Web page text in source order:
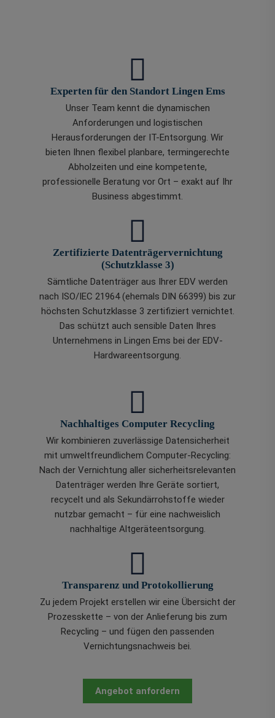
Experten für den Standort Lingen Ems
Unser Team kennt die dynamischen
Anforderungen und logistischen
Herausforderungen der IT-Entsorgung. Wir
bieten Ihnen flexibel planbare, termingerechte
Abholzeiten und eine kompetente,
professionelle Beratung vor Ort – exakt auf Ihr
Business abgestimmt.
Zertifizierte Datenträgervernichtung
(Schutzklasse 3)
Sämtliche Datenträger aus Ihrer EDV werden
nach ISO/IEC 21964 (ehemals DIN 66399) bis zur
höchsten Schutzklasse 3 zertifiziert vernichtet.
Das schützt auch sensible Daten Ihres
Unternehmens in Lingen Ems bei der EDV-
Hardwareentsorgung.
Nachhaltiges Computer Recycling
Wir kombinieren zuverlässige Datensicherheit
mit umweltfreundlichem Computer-Recycling:
Nach der Vernichtung aller sicherheitsrelevanten
Datenträger werden Ihre Geräte sortiert,
recycelt und als Sekundärrohstoffe wieder
nutzbar gemacht – für eine nachweislich
nachhaltige Altgeräteentsorgung.
Transparenz und Protokollierung
Zu jedem Projekt erstellen wir eine Übersicht der
Prozesskette – von der Anlieferung bis zum
Recycling – und fügen den passenden
Vernichtungsnachweis bei.
Angebot anfordern